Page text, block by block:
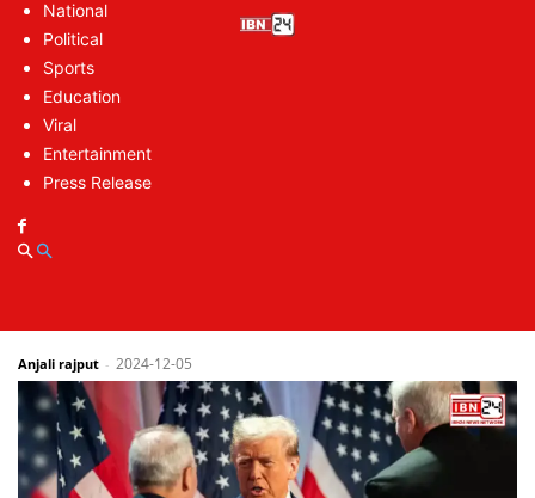
National
Political
Sports
Education
Viral
Entertainment
Press Release
Opportunity to Get a Job in the Supreme
Anjali rajput - 2024-12-05